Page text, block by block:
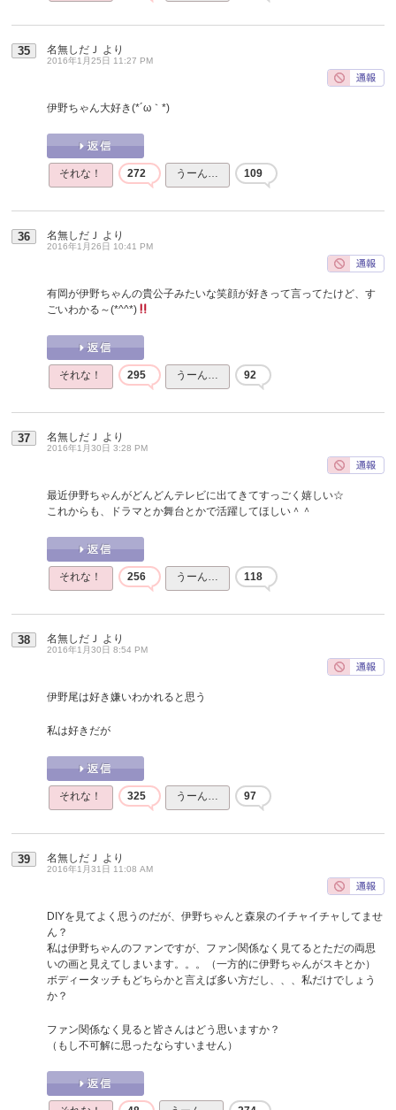
35 名無しだＪ より
2016年1月25日 11:27 PM
伊野ちゃん大好き(*´ω｀*)
それな！ 272 うーん… 109
36 名無しだＪ より
2016年1月26日 10:41 PM
有岡が伊野ちゃんの貴公子みたいな笑顔が好きって言ってたけど、す
ごいわかる～(*^^*)
それな！ 295 うーん… 92
37 名無しだＪ より
2016年1月30日 3:28 PM
最近伊野ちゃんがどんどんテレビに出てきてすっごく嬉しい☆
これからも、ドラマとか舞台とかで活躍してほしい＾＾
それな！ 256 うーん… 118
38 名無しだＪ より
2016年1月30日 8:54 PM
伊野尾は好き嫌いわかれると思う
私は好きだが
それな！ 325 うーん… 97
39 名無しだＪ より
2016年1月31日 11:08 AM
DIYを見てよく思うのだが、伊野ちゃんと森泉のイチャイチャしてませ
ん？
私は伊野ちゃんのファンですが、ファン関係なく見てるとただの両思
いの画と見えてしまいます。。。（一方的に伊野ちゃんがスキとか）
ボディータッチもどちらかと言えば多い方だし、、、私だけでしょう
か？
ファン関係なく見ると皆さんはどう思いますか？
（もし不可解に思ったならすいません）